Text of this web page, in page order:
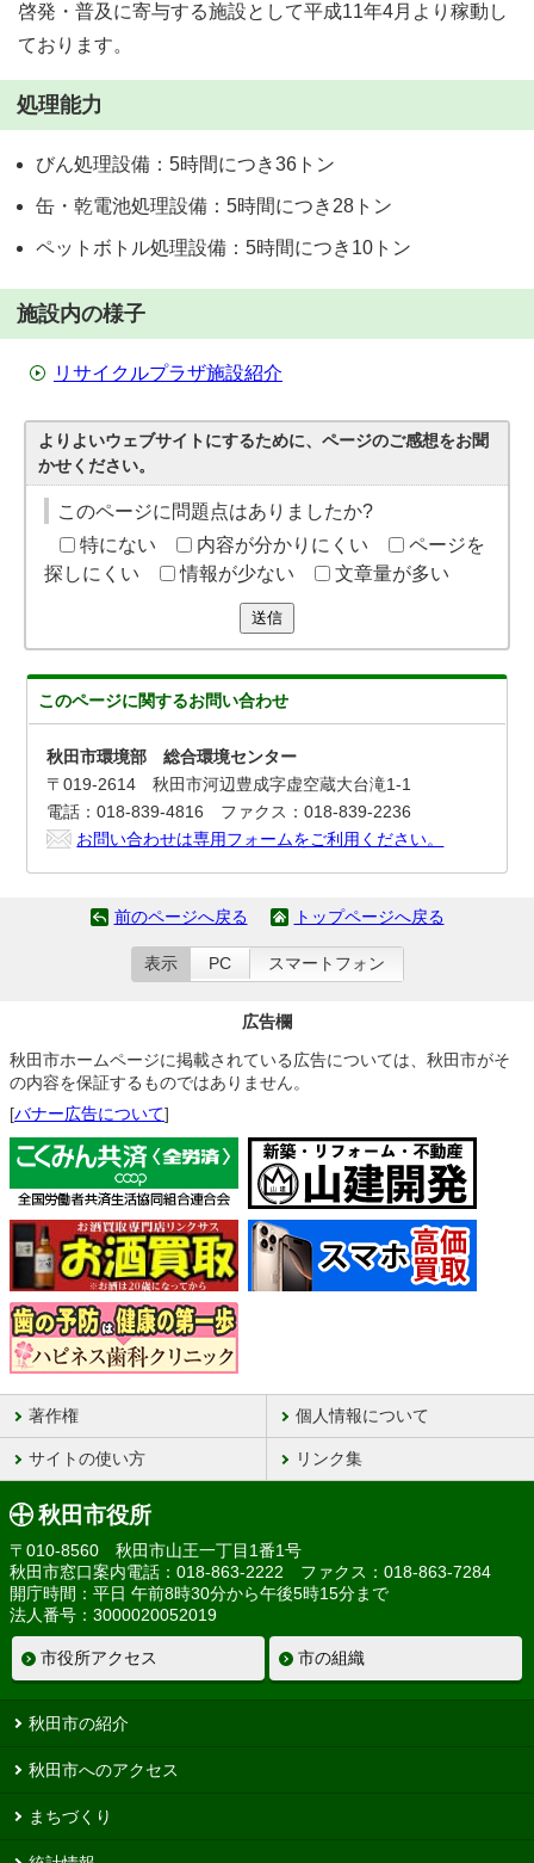
啓発・普及に寄与する施設として平成11年4月より稼動し
ております。
処理能力
びん処理設備：5時間につき36トン
缶・乾電池処理設備：5時間につき28トン
ペットボトル処理設備：5時間につき10トン
施設内の様子
リサイクルプラザ施設紹介
よりよいウェブサイトにするために、ページのご感想をお聞
かせください。
このページに問題点はありましたか?
特にない
内容が分かりにくい
ページを
探しにくい
情報が少ない 文章量が多い
送信
このページに関するお問い合わせ
秋田市環境部 総合環境センター
〒019-2614 秋田市河辺豊成字虚空蔵大台滝1-1
電話：018-839-4816 ファクス：018-839-2236
お問い合わせは専用フォームをご利用ください。
前のページへ戻る トップページへ戻る
表示 PC スマートフォン
広告欄
秋田市ホームページに掲載されている広告については、秋田市がそ
の内容を保証するものではありません。
[バナー広告について]
著作権 個人情報について
サイトの使い方 リンク集
秋田市役所
〒010-8560 秋田市山王一丁目1番1号
秋田市窓口案内電話：018-863-2222 ファクス：018-863-7284
開庁時間：平日 午前8時30分から午後5時15分まで
法人番号：3000020052019
市役所アクセス 市の組織
秋田市の紹介
秋田市へのアクセス
まちづくり